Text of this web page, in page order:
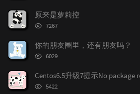
次
数:
原来是萝莉控
浏
次
数:
7267
你的朋友圈里，还有朋友吗？
浏
次
数:
6029
浏
5422